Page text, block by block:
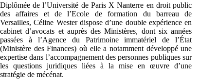
Diplômée de l’Université de Paris X Nanterre en droit public
des affaires et de l’Ecole de formation du barreau de
Versailles, Céline Wester dispose d’une double expérience en
cabinet d’avocats et auprès des Ministères, dont six années
passées à l’Agence du Patrimoine immatériel de l’État
(Ministère des Finances) où elle a notamment développé une
expertise dans l’accompagnement des personnes publiques sur
les questions juridiques liées à la mise en œuvre d’une
stratégie de mécénat.